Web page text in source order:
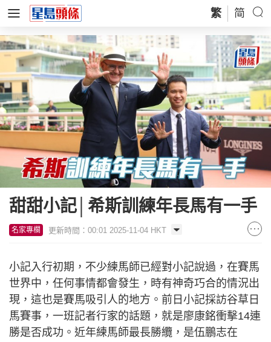
繁 简
甜甜小記│希斯訓練年長馬有一手
名家專欄 更新時間：00:01 2025-11-04 HKT
小記入行初期，不少練馬師已經對小記說過，在賽馬
世界中，任何事情都會發生，時有神奇巧合的情況出
現，這也是賽馬吸引人的地方。前日小記採訪谷草日
馬賽事，一班記者行家的話題，就是廖康銘衝擊14連
勝是否成功。近年練馬師最長勝纜，是伍鵬志在